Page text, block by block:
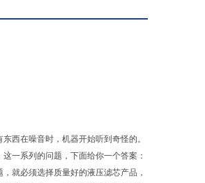
西在噪音时，机器开始听到奇怪的。
一系列的问题，下面给你一个答案：
就必须选择质量好的液压滤芯产品，